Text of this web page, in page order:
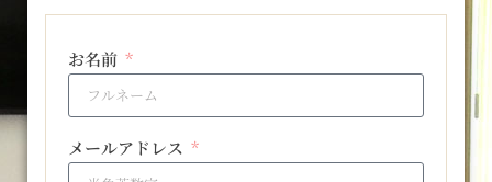
お名前
メールアドレス